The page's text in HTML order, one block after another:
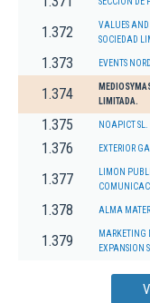
1.372
VALUES AND
SOCIEDAD
1.373 EVENTS
1.374
LIMITADA.
1.375 NOAPICT SL.
1.376 EXTERIOR
1.377
LIMON
1.378 ALMA MATER
1.379
MARKETING
EXPANSION